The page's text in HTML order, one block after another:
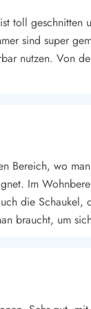
toll
sind super
nutzen. Von
Bereich, wo
Im
die Schaukel,
braucht, um